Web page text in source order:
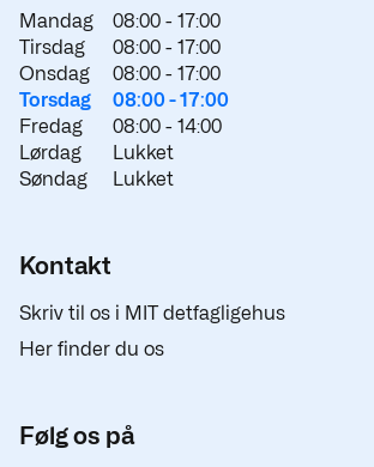
Mandag 08:00 - 17:00
Tirsdag
08:00 - 17:00
Onsdag
08:00 - 17:00
Torsdag
08:00 -17:00
Fredag
08:00 - 14:00
Lørdag
Lukket
Søndag
Lukket
Kontakt
Skriv til os i MIT detfagligehus
Her finder du os
Følg os på